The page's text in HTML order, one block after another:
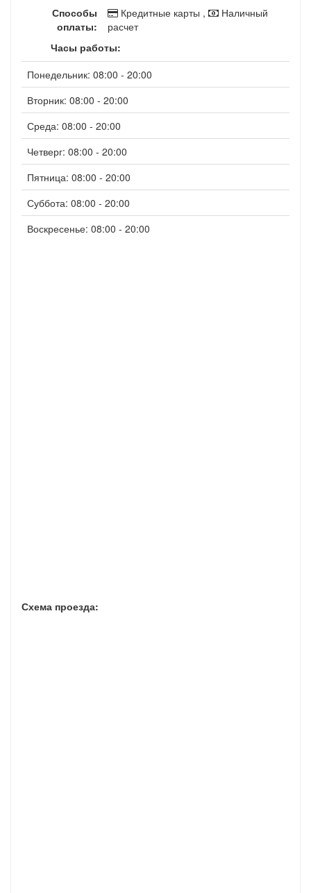
Способы
оплаты:
Кредитные карты ,
Наличный
расчет
Часы работы:
Понедельник: 08:00 - 20:00
Вторник: 08:00 - 20:00
Среда: 08:00 - 20:00
Четверг: 08:00 - 20:00
Пятница: 08:00 - 20:00
Суббота: 08:00 - 20:00
Воскресенье: 08:00 - 20:00
Схема проезда: